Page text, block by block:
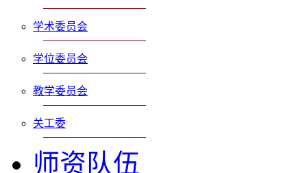
学术委员会
学位委员会
教学委员会
关工委
师资队伍